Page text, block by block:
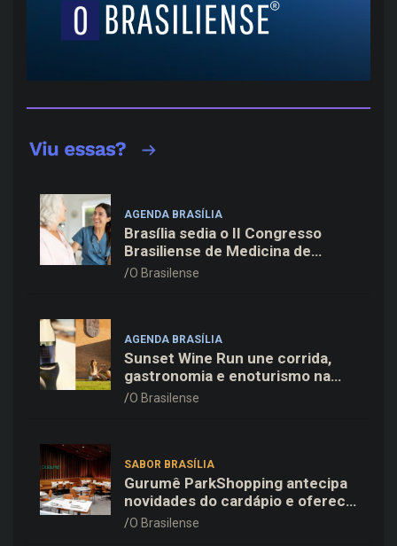
AGENDA BRASÍLIA
Brasília sedia o II Congresso
Brasiliense de Medicina de
Família e Comunidade na Fiocruz
O Brasilense
AGENDA BRASÍLIA
Sunset Wine Run une corrida,
gastronomia e enoturismo na
Vinícola Brasília
O Brasilense
SABOR BRASÍLIA
Gurumê ParkShopping antecipa
novidades do cardápio e oferece
25% de desconto no delivery
O Brasilense